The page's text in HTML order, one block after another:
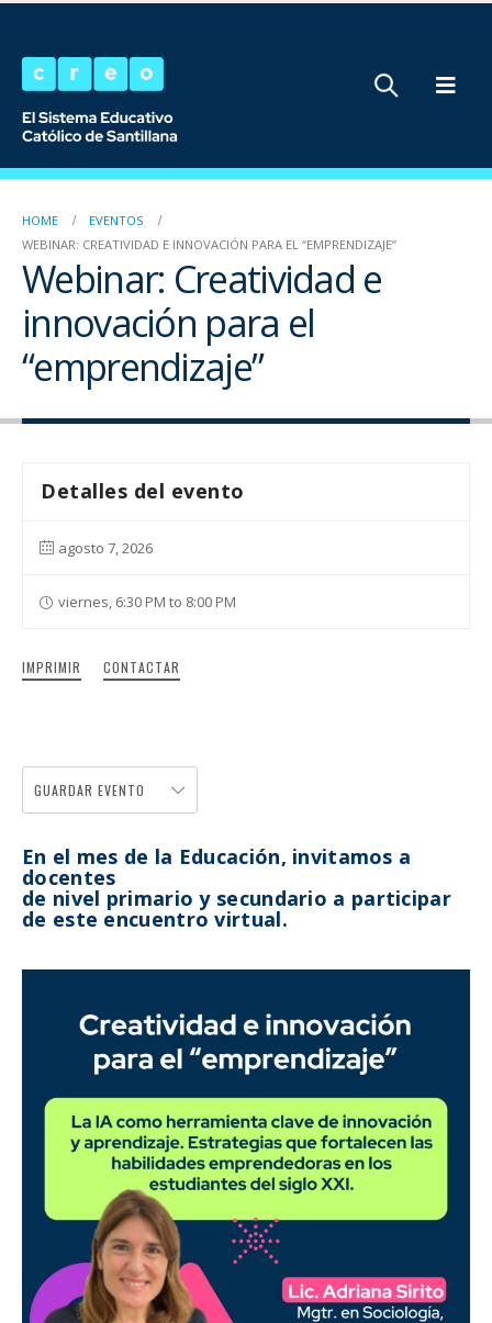
HOME
EVENTOS
WEBINAR: CREATIVIDAD E INNOVACIÓN PARA EL “EMPRENDIZAJE”
Webinar: Creatividad e
innovación para el
“emprendizaje”
Detalles del evento
agosto 7, 2026
viernes, 6:30 PM to 8:00 PM
IMPRIMIR CONTACTAR
GUARDAR EVENTO
En el mes de la Educación, invitamos a
docentes
de nivel primario y secundario a participar
de este encuentro virtual.